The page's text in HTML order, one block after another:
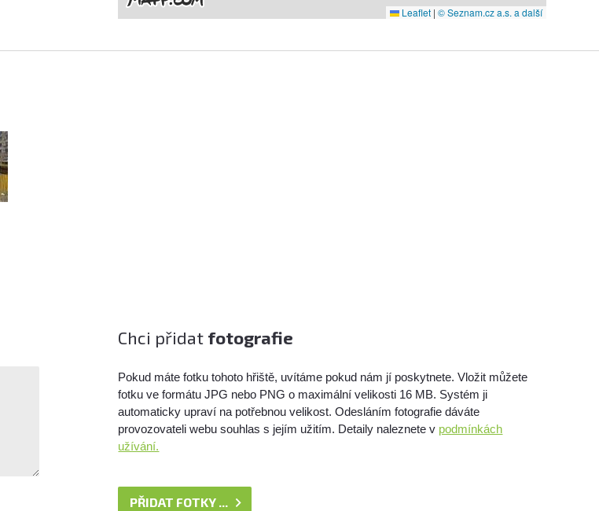
Leaflet | © Seznam.cz a.s. a další
Chci přidat fotografie
Pokud máte fotku tohoto hřiště, uvítáme pokud nám jí poskytnete. Vložit můžete
fotku ve formátu JPG nebo PNG o maximální velikosti 16 MB. Systém ji
automaticky upraví na potřebnou velikost. Odesláním fotografie dáváte
provozovateli webu souhlas s jejím užitím. Detaily naleznete v podmínkách
užívání.
PŘIDAT FOTKY ...